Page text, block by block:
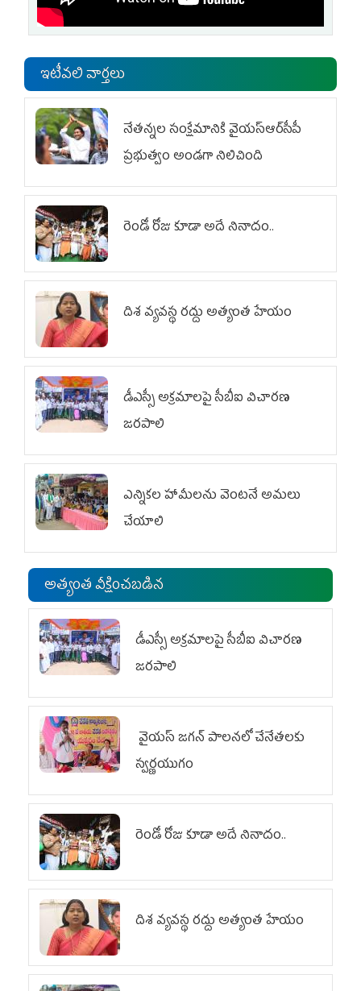
ఇటీవలి వార్తలు
నేతన్నల సంక్షేమానికి వైయ‌స్ఆర్‌సీపీ
ప్రభుత్వం అండగా నిలిచింది
రెండో రోజు కూడా అదే నినాదం..
దిశ వ్యవస్థ రద్దు అత్యంత హేయం
డీఎస్సీ అక్రమాలపై సీబీఐ విచారణ
జరపాలి
ఎన్నికల హామీలను వెంటనే అమలు
చేయాలి
అత్యంత వీక్షించబడిన
డీఎస్సీ అక్రమాలపై సీబీఐ విచారణ
జరపాలి
వైయ‌స్ జగన్ పాలనలో చేనేతలకు
స్వర్ణయుగం
రెండో రోజు కూడా అదే నినాదం..
దిశ వ్యవస్థ రద్దు అత్యంత హేయం